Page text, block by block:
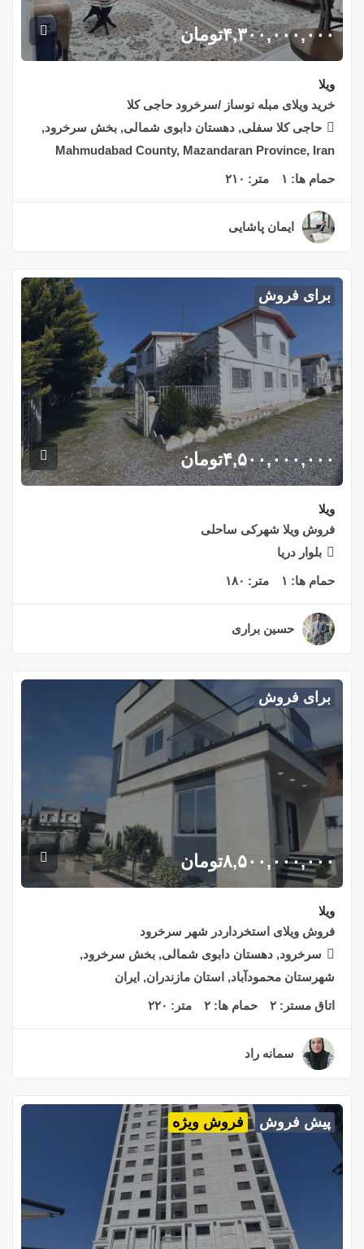
۴,۳۰۰,۰۰۰,۰۰۰تومان
ویلا
خرید ویلای مبله نوساز /سرخرود حاجی کلا
حاجی کلا سفلی, دهستان دابوی شمالی, بخش سرخرود,
Mahmudabad County, Mazandaran Province, Iran
حمام ها: ۱ متر: ۲۱۰
ایمان پاشایی
برای فروش
۴,۵۰۰,۰۰۰,۰۰۰تومان
ویلا
فروش ویلا شهرکی ساحلی
بلوار دریا
حمام ها: ۱ متر: ۱۸۰
حسین براری
برای فروش
۸,۵۰۰,۰۰۰,۰۰۰تومان
ویلا
فروش ویلای استخرداردر شهر سرخرود
سرخرود, دهستان دابوی شمالی, بخش سرخرود,
شهرستان محمودآباد, استان مازندران, ایران
اتاق مستر: ۲ حمام ها: ۲ متر: ۲۲۰
سمانه راد
پیش فروش فروش ویژه